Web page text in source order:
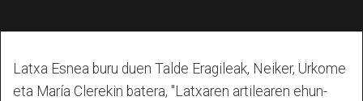
Latxa Esnea buru duen Talde Eragileak, Neiker, Urkome
eta María Clerekin batera, "Latxaren artilearen ehun-